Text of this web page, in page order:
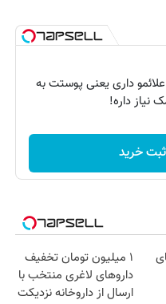
داری یعنی پوستت به
نیاز داره!
ثبت خرید
۱ میلیون تومان تخفیف
داروهای لاغری منتخب با
ارسال از داروخانه نزدیکت
اقتصادی شنبه ۱۷ مرداد ۱۴۰۵